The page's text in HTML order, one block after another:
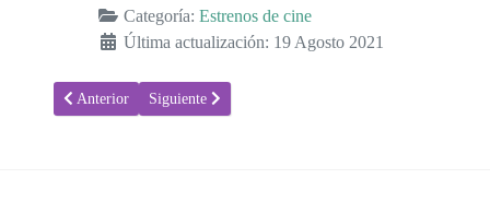
Categoría: Estrenos de cine
Última actualización: 19 Agosto 2021
Artículo anterior: El bebé jefazo: Negocios de familia - Sinopsis y
Anterior Artículo siguiente: Jungle Cruise - Sinopsis y Trailer
Siguiente